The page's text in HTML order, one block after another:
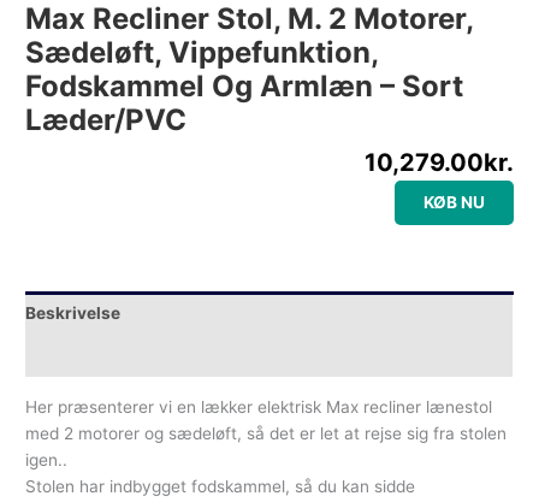
Max Recliner Stol, M. 2 Motorer,
Sædeløft, Vippefunktion,
Fodskammel Og Armlæn – Sort
Læder/PVC
10,279.00kr.
KØB NU
Beskrivelse
Her præsenterer vi en lækker elektrisk Max recliner lænestol
med 2 motorer og sædeløft, så det er let at rejse sig fra stolen
igen..
Stolen har indbygget fodskammel, så du kan sidde